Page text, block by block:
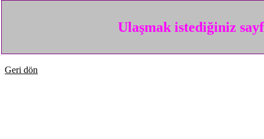
Ulaşmak istediğiniz
Geri dön